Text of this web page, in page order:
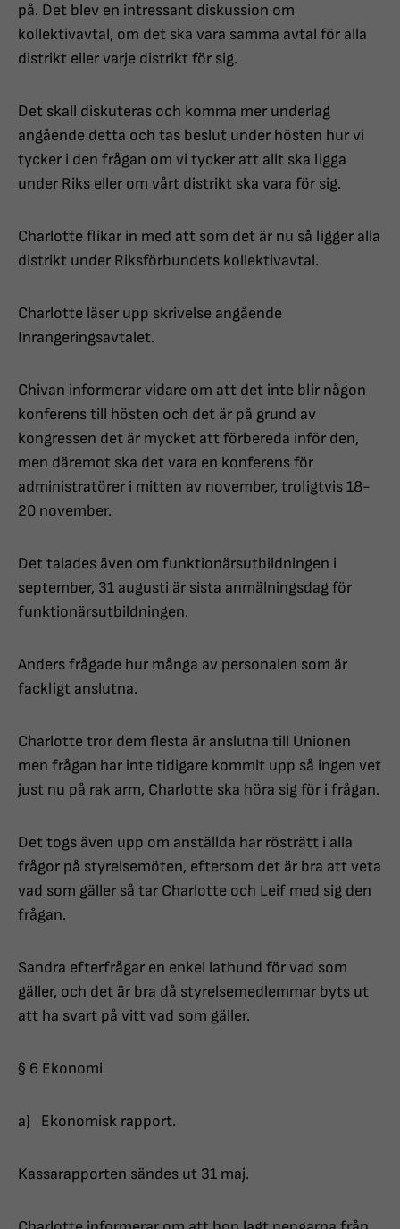
på. Det blev en intressant diskussion om
kollektivavtal, om det ska vara samma avtal för alla
distrikt eller varje distrikt för sig.
Det skall diskuteras och komma mer underlag
angående detta och tas beslut under hösten hur vi
tycker i den frågan om vi tycker att allt ska ligga
under Riks eller om vårt distrikt ska vara för sig.
Charlotte flikar in med att som det är nu så ligger alla
distrikt under Riksförbundets kollektivavtal.
Charlotte läser upp skrivelse angående
Inrangeringsavtalet.
Chivan informerar vidare om att det inte blir någon
konferens till hösten och det är på grund av
kongressen det är mycket att förbereda inför den,
men däremot ska det vara en konferens för
administratörer i mitten av november, troligtvis 18-
20 november.
Det talades även om funktionärsutbildningen i
september, 31 augusti är sista anmälningsdag för
funktionärsutbildningen.
Anders frågade hur många av personalen som är
fackligt anslutna.
Charlotte tror dem flesta är anslutna till Unionen
men frågan har inte tidigare kommit upp så ingen vet
just nu på rak arm, Charlotte ska höra sig för i frågan.
Det togs även upp om anställda har rösträtt i alla
frågor på styrelsemöten, eftersom det är bra att veta
vad som gäller så tar Charlotte och Leif med sig den
frågan.
Sandra efterfrågar en enkel lathund för vad som
gäller, och det är bra då styrelsemedlemmar byts ut
att ha svart på vitt vad som gäller.
§ 6 Ekonomi
a) Ekonomisk rapport.
Kassarapporten sändes ut 31 maj.